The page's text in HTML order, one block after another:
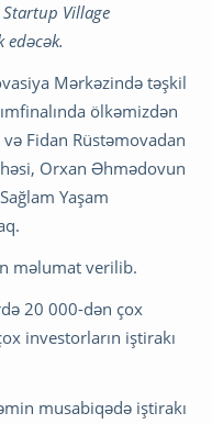
Village
edəcək.
Mərkəzində təşkil
ölkəmizdən
Fidan Rüstəmovadan
Orxan Əhmədovun
Yaşam
məlumat verilib.
20 000-dən çox
investorların iştirakı
musabiqədə iştirakı